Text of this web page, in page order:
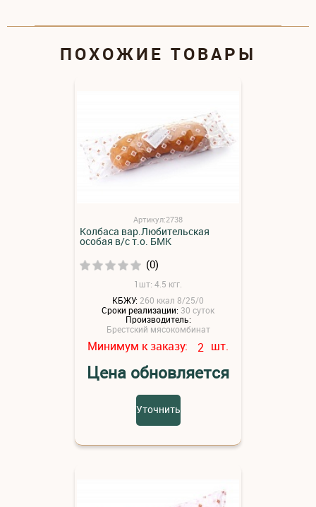
ПОХОЖИЕ ТОВАРЫ
Артикул:2738
Колбаса вар.Любительская
особая в/с т.о. БМК
(0)
1шт: 4.5 кгг.
КБЖУ: 260 ккал 8/25/0
Сроки реализации: 30 суток
Производитель:
Брестский мясокомбинат
Минимум к заказу: 2 шт.
Цена обновляется
Уточнить